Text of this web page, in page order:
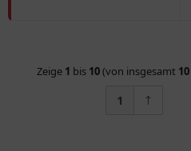
Zeige 1 bis 10(von insgesamt 10
1